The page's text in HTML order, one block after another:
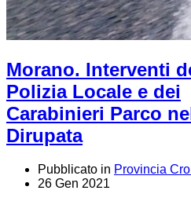
Morano. Interventi
Polizia Locale e dei
Carabinieri Parco
Dirupata
Pubblicato in Provincia
26 Gen 2021